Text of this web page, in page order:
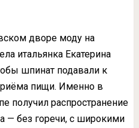
дворе моду на
итальянка Екатерина
шпинат подавали к
пищи. Именно в
получил распространение
— без горечи, с широкими